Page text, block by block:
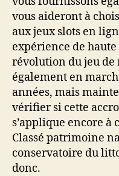
vous aideront à
aux jeux slots en
expérience de haute
révolution du jeu de
également en
années, mais
vérifier si cette
s’applique encore à
Classé patrimoine
conservatoire du
donc.